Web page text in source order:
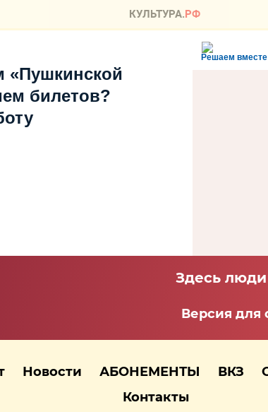
Решаем вместе
«Пушкинской
билетов?
Здесь люди
Версия для
Новости АБОНЕМЕНТЫ ВКЗ
Контакты